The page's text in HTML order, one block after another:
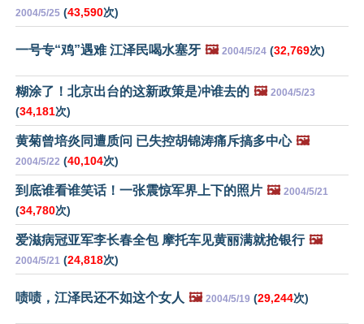
2004/5/25 (43,590次)
一号专“鸡”遇难 江泽民喝水塞牙 🖼️ 2004/5/24 (32,769次)
糊涂了！北京出台的这新政策是冲谁去的 🖼️ 2004/5/23
(34,181次)
黄菊曾培炎同遭质问 已失控胡锦涛痛斥搞多中心 🖼️
2004/5/22 (40,104次)
到底谁看谁笑话！一张震惊军界上下的照片 🖼️ 2004/5/21
(34,780次)
爱滋病冠亚军李长春全包 摩托车见黄丽满就抢银行 🖼️
2004/5/21 (24,818次)
啧啧，江泽民还不如这个女人 🖼️ 2004/5/19 (29,244次)